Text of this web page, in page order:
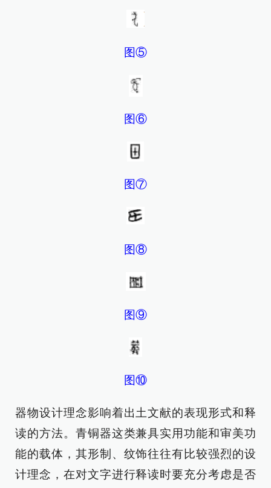
图⑤
图⑥
图⑦
图⑧
图⑨
图⑩
器物设计理念影响着出土文献的表现形式和释
读的方法。青铜器这类兼具实用功能和审美功
能的载体，其形制、纹饰往往有比较强烈的设
计理念，在对文字进行释读时要充分考虑是否